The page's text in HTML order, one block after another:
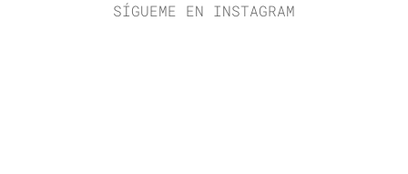
SÍGUEME EN INSTAGRAM